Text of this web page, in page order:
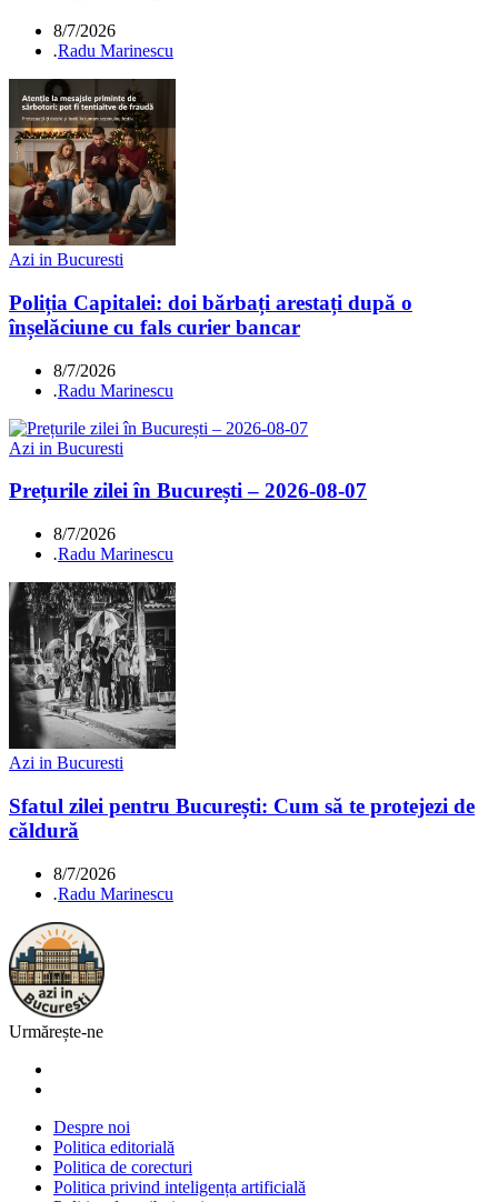
8/7/2026
.Radu Marinescu
Azi in Bucuresti
Poliția Capitalei: doi bărbați arestați după o
înșelăciune cu fals curier bancar
8/7/2026
.Radu Marinescu
Azi in Bucuresti
Prețurile zilei în București – 2026-08-07
8/7/2026
.Radu Marinescu
Azi in Bucuresti
Sfatul zilei pentru București: Cum să te protejezi de
căldură
8/7/2026
.Radu Marinescu
Urmărește-ne
Despre noi
Politica editorială
Politica de corecturi
Politica privind inteligența artificială